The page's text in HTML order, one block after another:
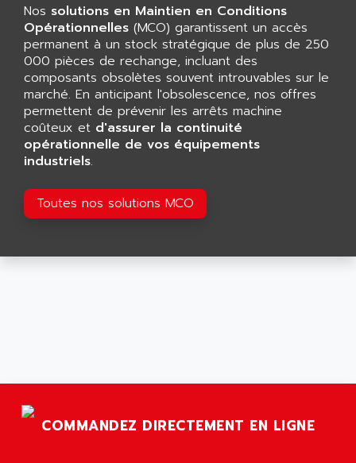
SMART TOUCH
GP 70 SERIE
PROVIT 5000
S4-S4C
SIAX
FESTO ELECTRONIC
PCS095
TOUCHVIEW
REDIPANEL
MULTI-SERVO
COMPACTLOGIX
AFAG
AFDI
AFP PRODEL
AG ASSOCIATES
AGASTAT
AGDE
AGE POWERBLOCK
AGI
AGIE
AGTATEC AG
AHEAD SYSTEMS
Nos solutions en Maintien en Conditions
Opérationnelles (MCO) garantissent un accès
permanent à un stock stratégique de plus de 250
000 pièces de rechange, incluant des
composants obsolètes souvent introuvables sur le
marché. En anticipant l'obsolescence, nos offres
permettent de prévenir les arrêts machine
coûteux et d'assurer la continuité
opérationnelle de vos équipements
industriels.
Toutes nos solutions MCO
COMMANDEZ DIRECTEMENT EN LIGNE